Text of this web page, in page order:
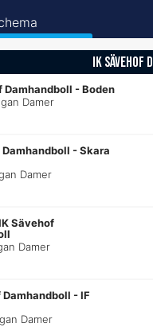
IK SÄVEHOF
Damhandboll -Boden
Damer
-Skara
Damer
Sävehof
Damer
Damhandboll -IF
Damer